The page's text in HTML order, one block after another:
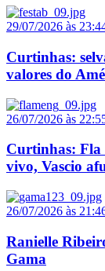
29/07/2026 às
Curtinhas:
valores do
26/07/2026 às
Curtinhas: Fla
vivo, Vascio
26/07/2026 às
Ranielle
Gama